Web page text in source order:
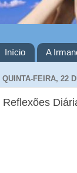
Início A
QUINTA-FEIRA, 22
Reflexões